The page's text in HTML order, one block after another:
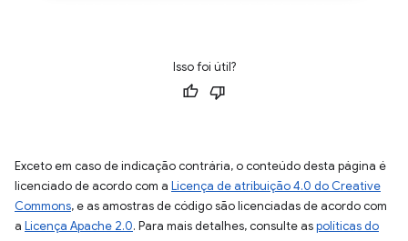
Isso foi útil?
Exceto em caso de indicação contrária, o conteúdo desta página é
licenciado de acordo com a Licença de atribuição 4.0 do Creative
Commons, e as amostras de código são licenciadas de acordo com
a Licença Apache 2.0. Para mais detalhes, consulte aspolíticas do